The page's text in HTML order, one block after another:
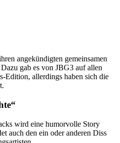
angekündigten gemeinsamen
gab es von JBG3 auf allen
Edition, allerdings haben sich die
wird eine humorvolle Story
auch den ein oder anderen Diss